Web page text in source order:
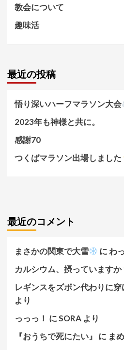
教会について
趣味活
最近の投稿
悟り深いハーフマラソン大会
2023年も神様と共に。
感謝70
つくばマラソン出場しました
最近のコメント
まさかの関東で大雪 に わ
カルシウム、摂っていますか
レギンスをズボン代わりに穿
より
っっっ！ にSORA より
『おうちで死にたい』
に ま